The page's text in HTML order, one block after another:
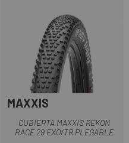
MAXXIS
CUBIERTA MAXXIS REKON
RACE 29 EXO/TR PLEGABLE